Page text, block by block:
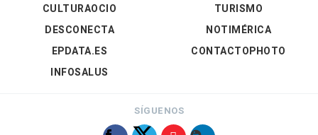
CULTURAOCIO
DESCONECTA
EPDATA.ES
INFOSALUS
TURISMO
NOTIMÉRICA
CONTACTOPHOTO
SÍGUENOS